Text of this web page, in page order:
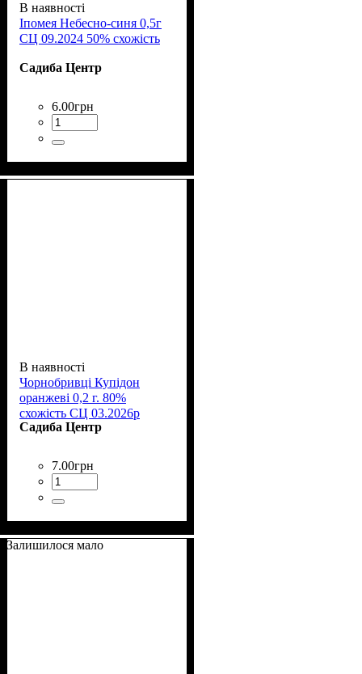
В наявності
Іпомея Небесно-синя 0,5г
СЦ 09.2024 50% схожість
Садиба Центр
6.00грн
В наявності
Чорнобривці Купідон
оранжеві 0,2 г. 80%
схожість СЦ 03.2026р
Садиба Центр
7.00грн
Залишилося мало